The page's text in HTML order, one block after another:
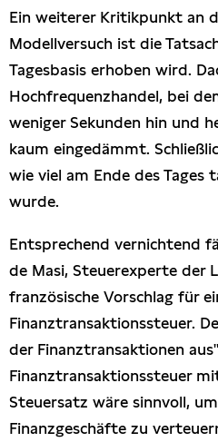
Ein weiterer Kritikpunkt an
Modellversuch ist die
Tagesbasis erhoben wird.
Hochfrequenzhandel, bei
weniger Sekunden hin und
kaum eingedämmt.
wie viel am Ende des Tages
wurde.
Entsprechend vernichtend
de Masi, Steuerexperte der
französische Vorschlag für
Finanztransaktionssteuer.
der Finanztransaktionen
Finanztransaktionssteuer
Steuersatz wäre sinnvoll,
Finanzgeschäfte zu